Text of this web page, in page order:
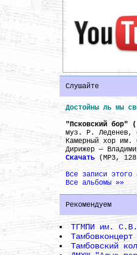
Слушайте
Достойны ль мы
"Псковский бор"
муз. Р. Леденев,
Камерный хор
Дирижер —
Скачать(MP3,
Все записи этого
Все альбомы »»
Рекомендуем
ТГМПИ им. С.В.
Тамбовконцерт
Тамбовский